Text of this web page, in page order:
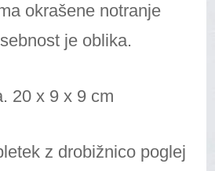
okrašene notranje
je oblika.
20 x 9 x 9 cm
z drobižnico poglej